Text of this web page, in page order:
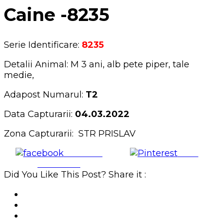
Caine -8235
Serie Identificare: 8235
Detalii Animal: M 3 ani, alb pete piper, tale
medie,
Adapost Numarul: T2
Data Capturarii: 04.03.2022
Zona Capturarii: STR PRISLAV
Share on
Save
Did You Like This Post? Share it :